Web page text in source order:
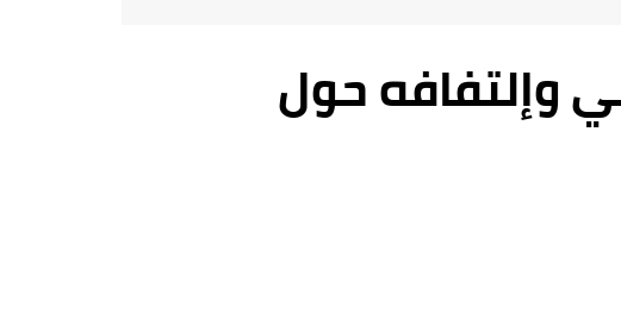
وإلتفافه حول